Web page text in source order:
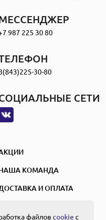
987 225 30 80
30-80
СЕТИ
КОМАНДА
И ОПЛАТА
файлов cookie с